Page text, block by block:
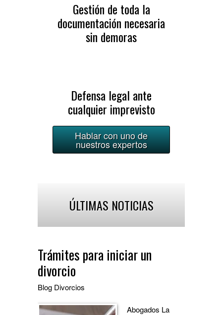
Gestión de toda la
documentación necesaria
sin demoras
Defensa legal ante
cualquier imprevisto
Hablar con uno de
nuestros expertos
ÚLTIMAS NOTICIAS
Trámites para iniciar un
divorcio
Blog Divorcios
Abogados La